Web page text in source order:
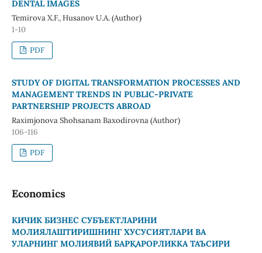
DENTAL IMAGES
Temirova X.F., Husanov U.A. (Author)
1-10
PDF
STUDY OF DIGITAL TRANSFORMATION PROCESSES AND
MANAGEMENT TRENDS IN PUBLIC-PRIVATE
PARTNERSHIP PROJECTS ABROAD
Raximjonova Shohsanam Baxodirovna (Author)
106-116
PDF
Economics
КИЧИК БИЗНЕС СУБЪЕКТЛАРИНИ
МОЛИЯЛАШТИРИШНИНГ ХУСУСИЯТЛАРИ ВА
УЛАРНИНГ МОЛИЯВИЙ БАРҚАРОРЛИККА ТАЪСИРИ